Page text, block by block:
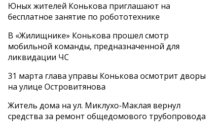
Юных жителей Конькова приглашают на
бесплатное занятие по робототехнике
В «Жилищнике» Конькова прошел смотр
мобильной команды, предназначенной для
ликвидации ЧС
31 марта глава управы Конькова осмотрит дворы
на улице Островитянова
Житель дома на ул. Миклухо-Маклая вернул
средства за ремонт общедомового трубопровода